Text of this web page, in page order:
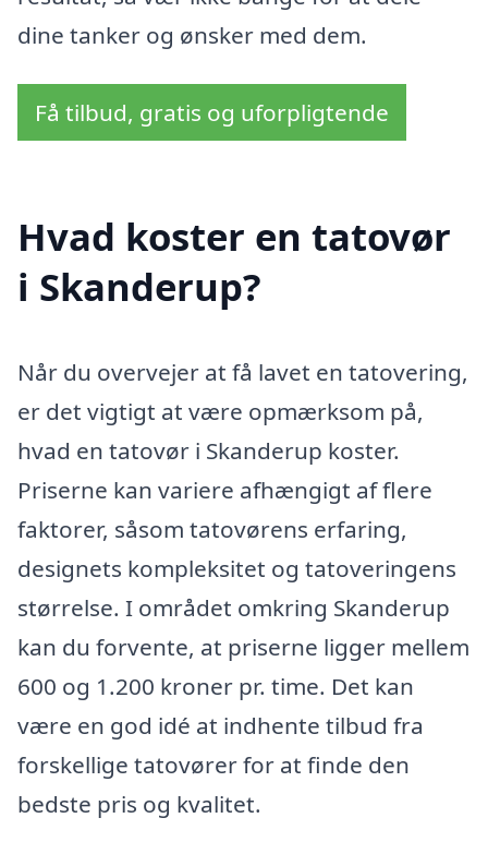
dine tanker og ønsker med dem.
Få tilbud, gratis og uforpligtende
Hvad koster en tatovør
i Skanderup?
Når du overvejer at få lavet en tatovering,
er det vigtigt at være opmærksom på,
hvad en tatovør i Skanderup koster.
Priserne kan variere afhængigt af flere
faktorer, såsom tatovørens erfaring,
designets kompleksitet og tatoveringens
størrelse. I området omkring Skanderup
kan du forvente, at priserne ligger mellem
600 og 1.200 kroner pr. time. Det kan
være en god idé at indhente tilbud fra
forskellige tatovører for at finde den
bedste pris og kvalitet.